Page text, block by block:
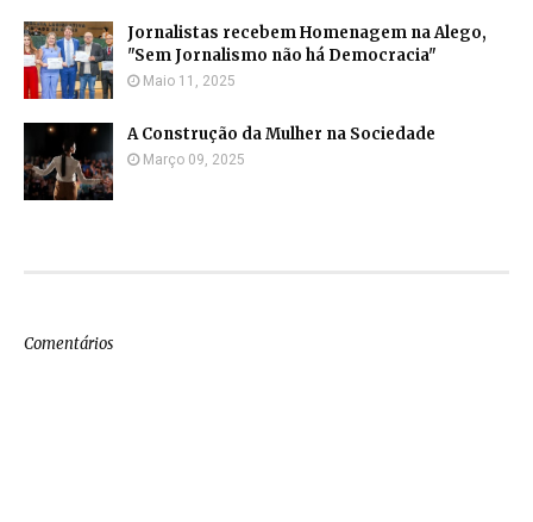
Jornalistas recebem Homenagem na Alego,
"Sem Jornalismo não há Democracia"
Maio 11, 2025
A Construção da Mulher na Sociedade
Março 09, 2025
Comentários